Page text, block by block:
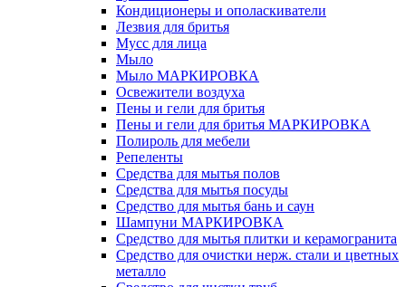
Кондиционеры и ополаскиватели
Лезвия для бритья
Мусс для лица
Мыло
Мыло МАРКИРОВКА
Освежители воздуха
Пены и гели для бритья
Пены и гели для бритья МАРКИРОВКА
Полироль для мебели
Репеленты
Средства для мытья полов
Средства для мытья посуды
Средство для мытья бань и саун
Шампуни МАРКИРОВКА
Средство для мытья плитки и керамогранита
Средство для очистки нерж. стали и цветных
металло